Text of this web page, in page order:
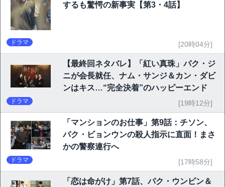
するも驚愕の新事実【第3・4話】
ドラマ [20時04分]
【最終回ネタバレ】「紅い真珠」パク・ジ
ニが会長就任、ナム・サンジ＆カン・ダビ
ンはキス…“完全決着”のハッピーエンド
ドラマ [19時12分]
「マンションのお仕事」第9話：チソン、
パク・ビョンウンの殺人指示に直面！まさ
かの警察連行へ
ドラマ [17時58分]
「恋は命がけ」第7話、パク・ウンビン＆